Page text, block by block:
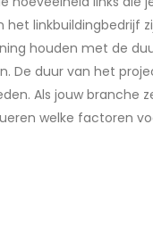
linkbuildingbedrijf
houden met de
De duur van het
Als jouw branche
welke factoren